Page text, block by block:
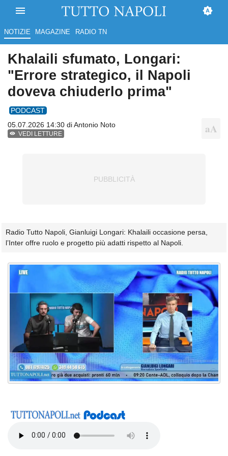
NOTIZIE MAGAZINE RADIO TN
Khalaili sfumato, Longari:
"Errore strategico, il Napoli
doveva chiuderlo prima"
PODCAST
05.07.2026 14:30 diAntonio Noto
VEDI LETTURE
Radio Tutto Napoli, Gianluigi Longari: Khalaili occasione persa,
l’Inter offre ruolo e progetto più adatti rispetto al Napoli.